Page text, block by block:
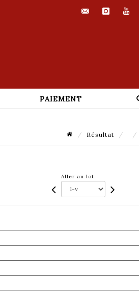
PAIEMENT
Résultat
Aller au lot